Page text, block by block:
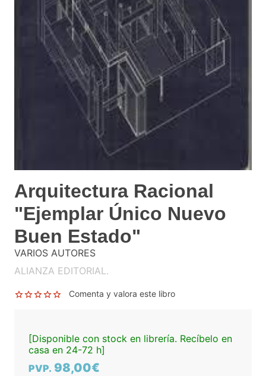
Arquitectura Racional
"Ejemplar Único Nuevo
Buen Estado"
VARIOS AUTORES
ALIANZA EDITORIAL.
Comenta y valora este libro
[Disponible con stock en librería. Recíbelo en
casa en 24-72 h]
PVP. 98,00€